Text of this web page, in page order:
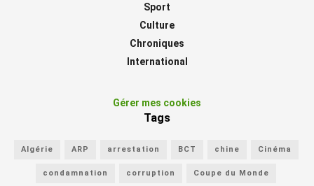
Sport
Culture
Chroniques
International
Gérer mes cookies
Tags
Algérie ARP arrestation BCT chine Cinéma
condamnation corruption Coupe du Monde